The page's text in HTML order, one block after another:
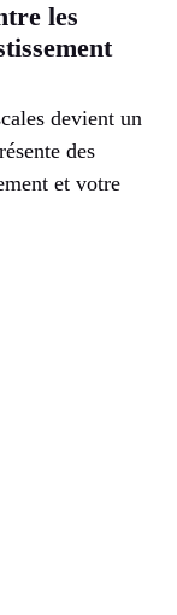
les
devient un
des
et votre